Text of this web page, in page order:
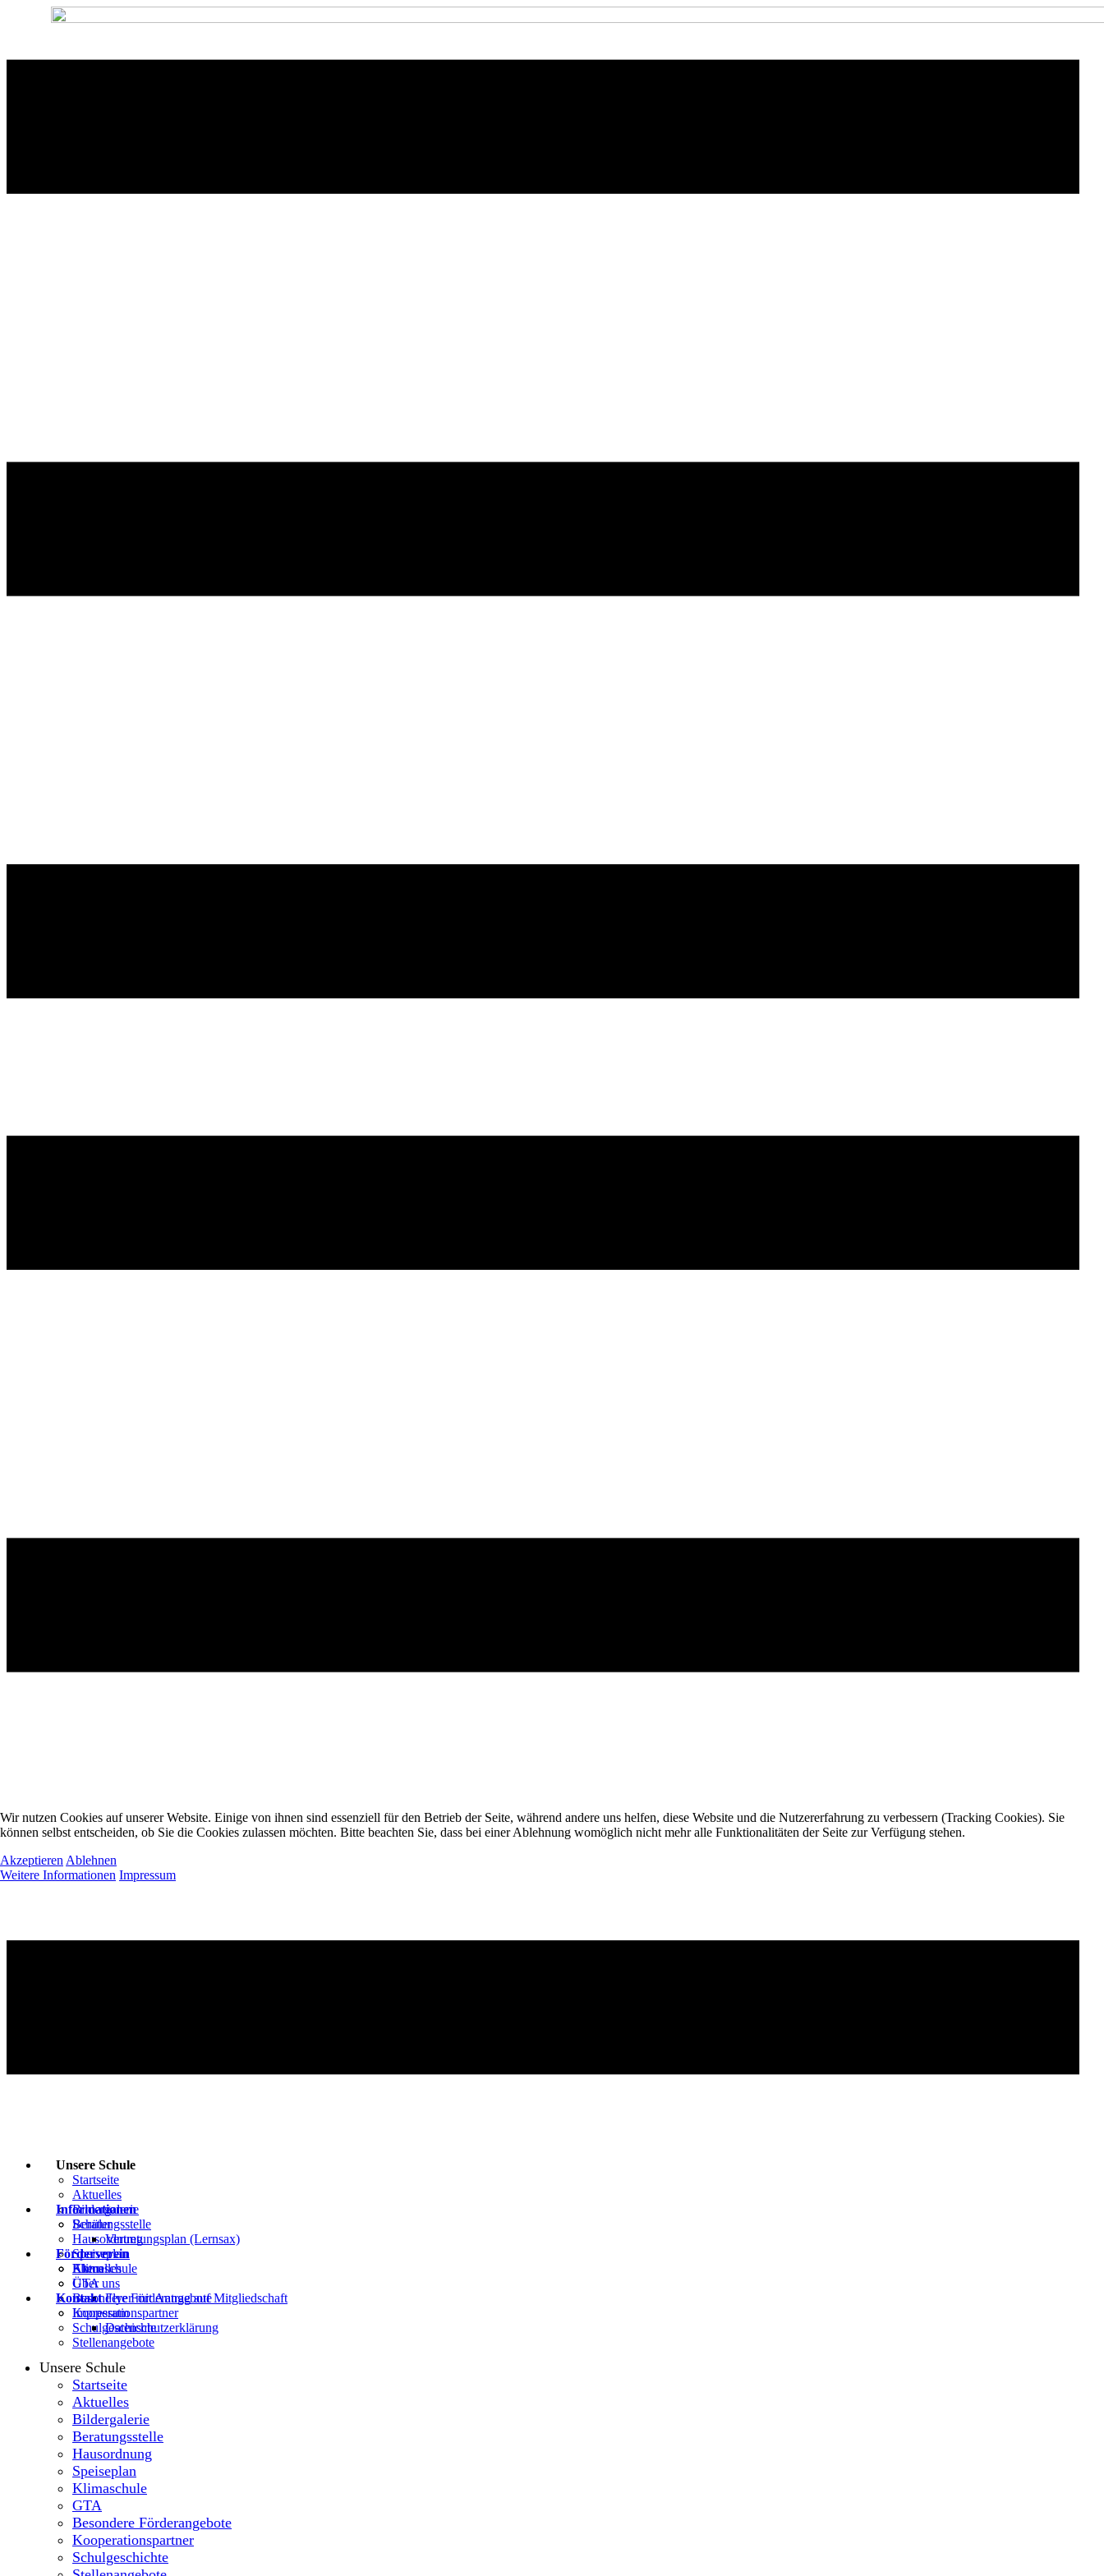
Unsere Schule
Startseite
Aktuelles
Bildergalerie
Beratungsstelle
Hausordnung
Speiseplan
Klimaschule
GTA
Besondere Förderangebote
Kooperationspartner
Schulgeschichte
Stellenangebote
Informationen
Schüler
Vertretungsplan (Lernsax)
Eltern
Förderverein
Aktuelles
Über uns
Flyer mit Antrag auf Mitgliedschaft
Kontakt
Impressum
Datenschutzerklärung
Unsere Schule
Startseite
Aktuelles
Bildergalerie
Beratungsstelle
Hausordnung
Speiseplan
Klimaschule
GTA
Besondere Förderangebote
Kooperationspartner
Schulgeschichte
Wir nutzen Cookies auf unserer Website. Einige von ihnen sind essenziell für den Betrieb der Seite, während andere uns helfen, diese Website und die Nutzererfahrung zu verbessern (Tracking Cookies). Sie
können selbst entscheiden, ob Sie die Cookies zulassen möchten. Bitte beachten Sie, dass bei einer Ablehnung womöglich nicht mehr alle Funktionalitäten der Seite zur Verfügung stehen.
Akzeptieren Ablehnen
Weitere Informationen Impressum